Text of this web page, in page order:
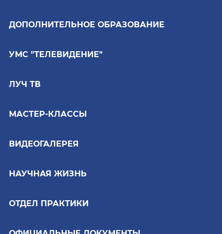
ДОПОЛНИТЕЛЬНОЕ ОБРАЗОВАНИЕ
УМС "ТЕЛЕВИДЕНИЕ"
ЛУЧ ТВ
МАСТЕР-КЛАССЫ
ВИДЕОГАЛЕРЕЯ
НАУЧНАЯ ЖИЗНЬ
ОТДЕЛ ПРАКТИКИ